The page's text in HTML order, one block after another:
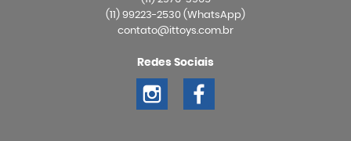
(11) 99223-2530 (WhatsApp)
contato@ittoys.com.br
Redes Sociais